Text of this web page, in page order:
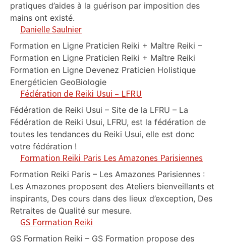
pratiques d’aides à la guérison par imposition des
mains ont existé.
Danielle Saulnier
Formation en Ligne Praticien Reiki + Maître Reiki –
Formation en Ligne Praticien Reiki + Maître Reiki
Formation en Ligne Devenez Praticien Holistique
Energéticien GeoBiologie
Fédération de Reiki Usui – LFRU
Fédération de Reiki Usui – Site de la LFRU – La
Fédération de Reiki Usui, LFRU, est la fédération de
toutes les tendances du Reiki Usui, elle est donc
votre fédération !
Formation Reiki Paris Les Amazones Parisiennes
Formation Reiki Paris – Les Amazones Parisiennes :
Les Amazones proposent des Ateliers bienveillants et
inspirants, Des cours dans des lieux d’exception, Des
Retraites de Qualité sur mesure.
GS Formation Reiki
GS Formation Reiki – GS Formation propose des